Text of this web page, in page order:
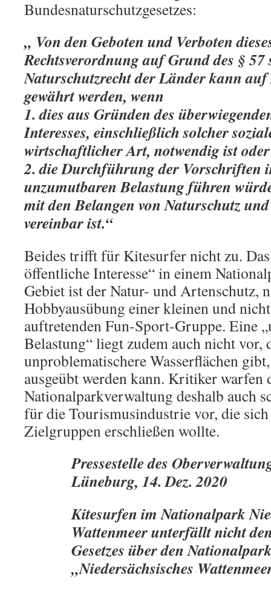
Bundesnaturschutzgesetzes:
„ Von den Geboten und Verboten
Rechtsverordnung auf Grund des § 57
Naturschutzrecht der Länder kann
gewährt werden, wenn
1. dies aus Gründen des
Interesses, einschließlich solcher
wirtschaftlicher Art, notwendig ist oder
2. die Durchführung der Vorschriften
unzumutbaren Belastung führen
mit den Belangen von Naturschutz
vereinbar ist.“
Beides trifft für Kitesurfer nicht zu.
öffentliche Interesse“ in einem
Gebiet ist der Natur- und Artenschutz,
Hobbyausübung einer kleinen und
auftretenden Fun-Sport-Gruppe. Eine
Belastung“ liegt zudem auch nicht vor,
unproblematischere Wasserflächen
ausgeübt werden kann. Kritiker warfen
Nationalparkverwaltung deshalb auch
für die Tourismusindustrie vor, die
Zielgruppen erschließen wollte.
Pressestelle des
Lüneburg, 14. Dez. 2020
Kitesurfen im Nationalpark
Wattenmeer unterfällt nicht
Gesetzes über den
„Niedersächsisches